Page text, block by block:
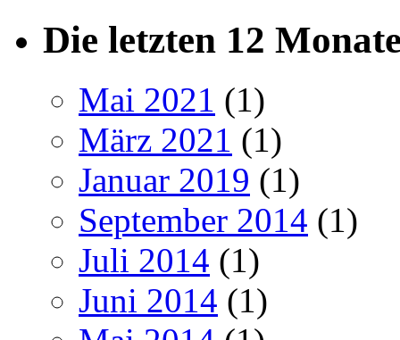
Die letzten 12
Mai 2021 (1)
März 2021 (1)
Januar 2019 (1)
September 2014 (1)
Juli 2014 (1)
Juni 2014 (1)